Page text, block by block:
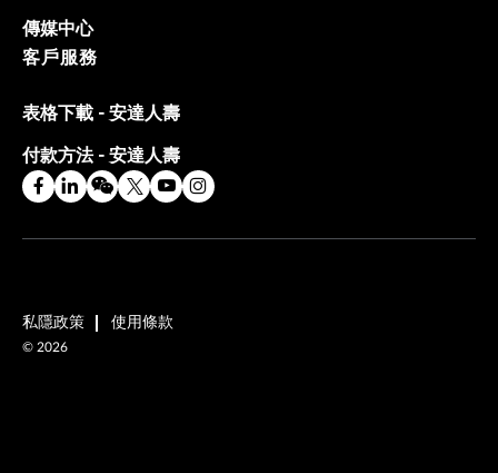
傳媒中心
客戶服務
表格下載 - 安達人壽
付款方法 - 安達人壽
私隱政策 使用條款
© 2026